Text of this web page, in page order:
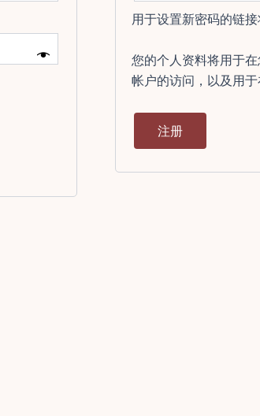
用于设置新密码的链
您的个人资料将用于
帐户的访问，以及用
注册